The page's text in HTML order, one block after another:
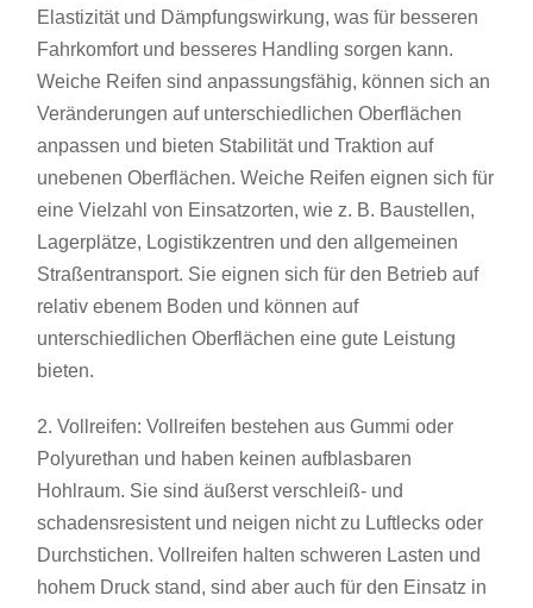
Elastizität und Dämpfungswirkung, was für besseren
Fahrkomfort und besseres Handling sorgen kann.
Weiche Reifen sind anpassungsfähig, können sich an
Veränderungen auf unterschiedlichen Oberflächen
anpassen und bieten Stabilität und Traktion auf
unebenen Oberflächen. Weiche Reifen eignen sich für
eine Vielzahl von Einsatzorten, wie z. B. Baustellen,
Lagerplätze, Logistikzentren und den allgemeinen
Straßentransport. Sie eignen sich für den Betrieb auf
relativ ebenem Boden und können auf
unterschiedlichen Oberflächen eine gute Leistung
bieten.
2. Vollreifen: Vollreifen bestehen aus Gummi oder
Polyurethan und haben keinen aufblasbaren
Hohlraum. Sie sind äußerst verschleiß- und
schadensresistent und neigen nicht zu Luftlecks oder
Durchstichen. Vollreifen halten schweren Lasten und
hohem Druck stand, sind aber auch für den Einsatz in